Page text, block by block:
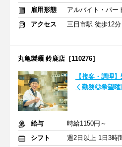
雇用形態
アルバイト・パー
アクセス
三日市駅 徒歩12分
丸亀製麺 鈴鹿店［110276］
【接客・調理
く勤務◎希望曜
給与
時給1150円～
シフト